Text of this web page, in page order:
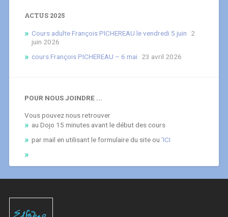
ACTUS 2025
Cours adulte François PICHEREAU le vendredi 5 juin
2
juin 2026
cours François PICHEREAU – 6 mai 23 avril 2026
POUR NOUS JOINDRE ...
Vous pouvez nous retrouver
au Dojo 15 minutes avant le début des cours
par mail en utilisant le formulaire du site ou 'ICI